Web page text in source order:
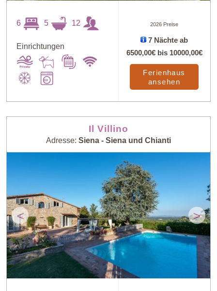
6 5 12
Einrichtungen
2026 Preise
7 Nächte ab
6500,00€bis 10000,00€
Ferienhaus
ansehen
Il Villino
Adresse: Siena - Siena und Chianti
< >